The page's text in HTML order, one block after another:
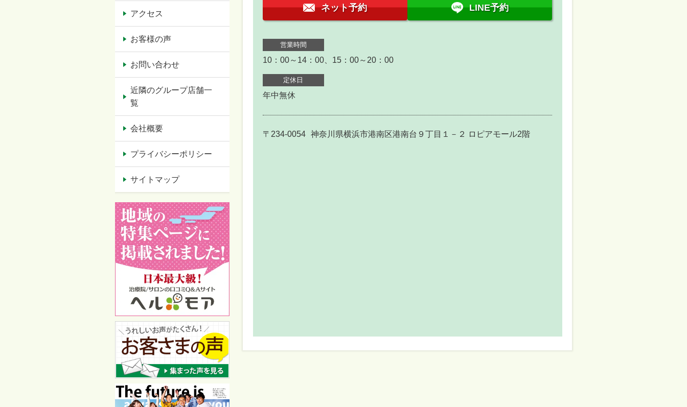
ネット予約 LINE予約
営業時間
10：00～14：00、15：00～20：00
定休日
年中無休
〒234-0054 神奈川県横浜市港南区港南台９丁目１－２ ロピアモール2階
アクセス
お客様の声
お問い合わせ
近隣のグループ店舗一
覧
会社概要
プライバシーポリシー
サイトマップ